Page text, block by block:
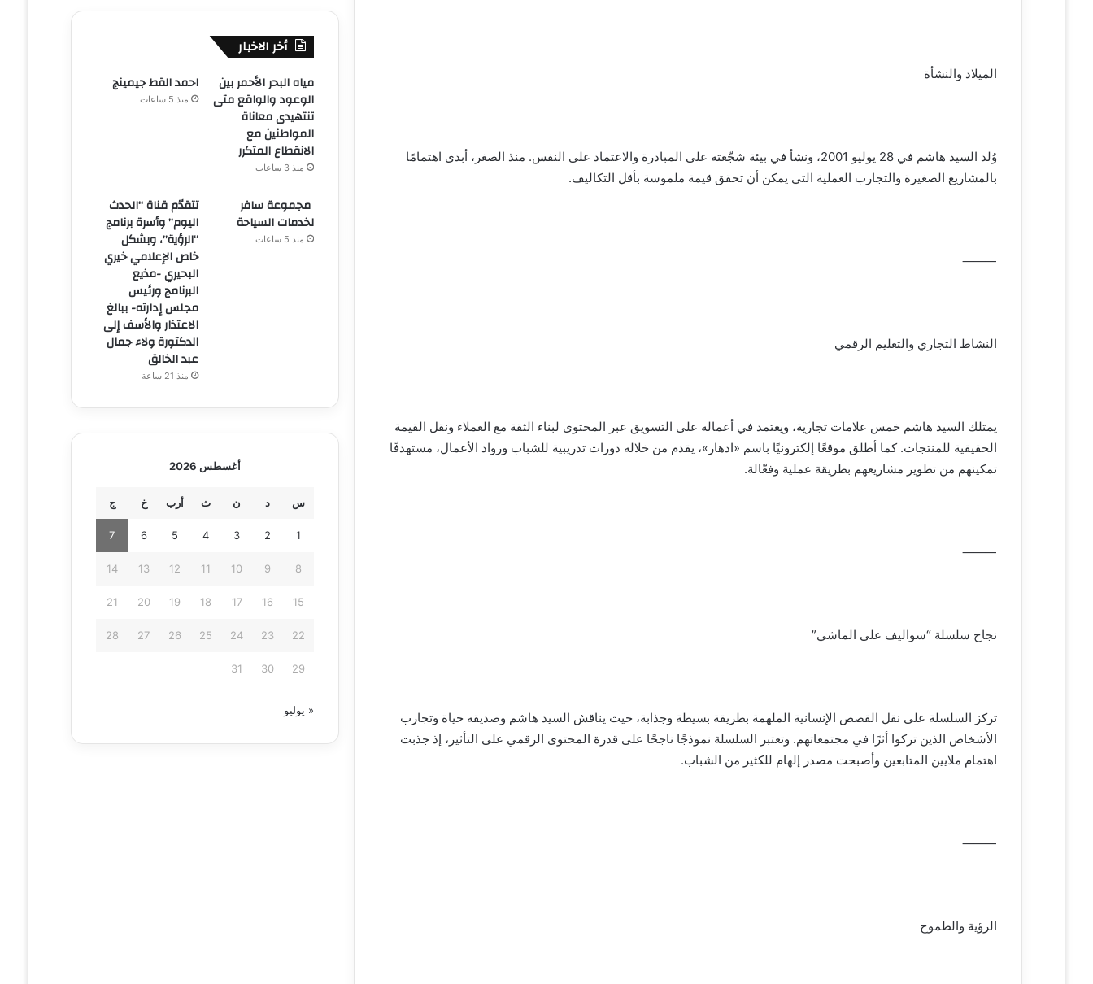
الميلاد والنشأة
وُلد السيد هاشم في 28 يوليو 2001، ونشأ في بيئة شجّعته على المبادرة والاعتماد على النفس. منذ الصغر، أبدى اهتمامًا
بالمشاريع الصغيرة والتجارب العملية التي يمكن أن تحقق قيمة ملموسة بأقل التكاليف.
⸻
النشاط التجاري والتعليم الرقمي
يمتلك السيد هاشم خمس علامات تجارية، ويعتمد في أعماله على التسويق عبر المحتوى لبناء الثقة مع العملاء ونقل القيمة
الحقيقية للمنتجات. كما أطلق موقعًا إلكترونيًا باسم «ادهار»، يقدم من خلاله دورات تدريبية للشباب ورواد الأعمال، مستهدفًا
تمكينهم من تطوير مشاريعهم بطريقة عملية وفعّالة.
⸻
نجاح سلسلة “سواليف على الماشي”
تركز السلسلة على نقل القصص الإنسانية الملهمة بطريقة بسيطة وجذابة، حيث يناقش السيد هاشم وصديقه حياة وتجارب
الأشخاص الذين تركوا أثرًا في مجتمعاتهم. وتعتبر السلسلة نموذجًا ناجحًا على قدرة المحتوى الرقمي على التأثير، إذ جذبت
اهتمام ملايين المتابعين وأصبحت مصدر إلهام للكثير من الشباب.
⸻
الرؤية والطموح
أخر الاخبار
مياه البحر الأحمر بين
الوعود والواقع متى
تنتهيدى معاناة
المواطنين مع
الانقطاع المتكرر
منذ 3 ساعات
احمد القط جيمينج
منذ 5 ساعات
مجموعة سافر
لخدمات السياحة
منذ 5 ساعات
تتقدّم قناة “الحدث
اليوم” وأسرة برنامج
“الرؤية”، وبشكل
خاص الإعلامي خيري
البحيري -مذيع
البرنامج ورئيس
مجلس إدارته- ببالغ
الاعتذار والأسف إلى
الدكتورة ولاء جمال
عبد الخالق
منذ 21 ساعة
أغسطس 2026
س د ن ث أرب خ ج
1
2
3
4
5
6
7
8
9
10
11
12
13
14
15
16
17
18
19
20
21
22
23
24
25
26
27
28
29
30
31
« يوليو